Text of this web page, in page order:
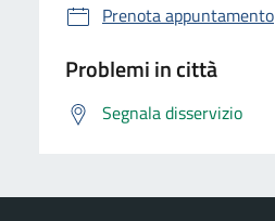
Prenota appuntamento
Problemi in città
Segnala disservizio